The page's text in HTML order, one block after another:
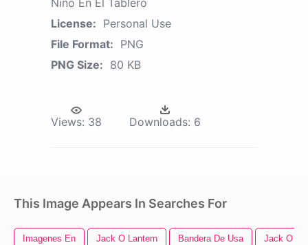
Niño En El Tablero
License: Personal Use
File Format: PNG
PNG Size: 80 KB
Views: 38 Downloads: 6
This Image Appears In Searches For
Imagenes En Jack O Lantern Bandera De Usa Jack O